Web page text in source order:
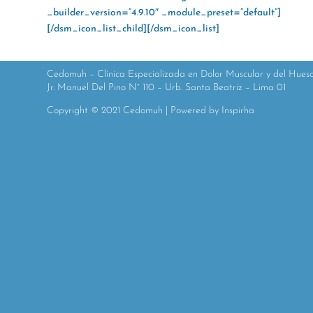
_builder_version=”4.9.10″ _module_preset=”default”]
[/dsm_icon_list_child][/dsm_icon_list]
Cedomuh – Clínica Especializada en Dolor Muscular y del
Jr. Manuel Del Pino N° 110 – Urb. Santa Beatriz – Lima 01
Copyright © 2021 Cedomuh | Powered by Inspirha